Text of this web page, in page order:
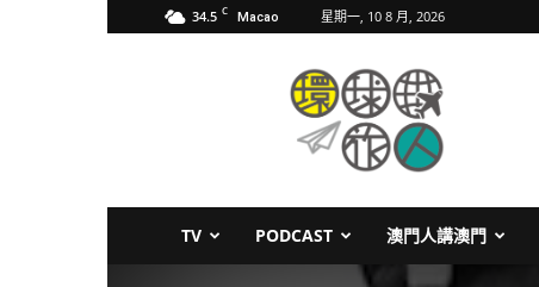
34.5 C Macao 星期一, 10 8 月, 2026
TV PODCAST 澳門人講澳門